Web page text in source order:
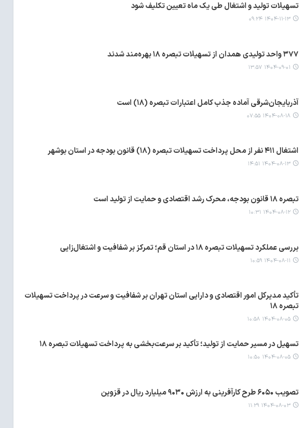
تسهیلات تولید و اشتغال طی یک ماه تعیین تکلیف شود
۱۴۰۴-۱۱-۱۳ ۰۹:۲۴
۳۷۷ واحد تولیدی همدان از تسهیلات تبصره ۱۸ بهره‌مند شدند
۱۴۰۴-۰۹-۰۱ ۱۳:۵۷
آذربایجان‌شرقی آماده جذب کامل اعتبارات تبصره (۱۸) است
۱۴۰۴-۰۸-۱۸ ۰۷:۵۵
اشتغال ۴۱۱ نفر از محل پرداخت تسهیلات تبصره (۱۸) قانون بودجه در استان بوشهر
۱۴۰۴-۰۸-۱۳ ۱۴:۵۱
تبصره ۱۸ قانون بودجه، محرک رشد اقتصادی و حمایت از تولید است
۱۴۰۴-۰۸-۱۲ ۱۰:۳۱
بررسی عملکرد تسهیلات تبصره ۱۸ در استان قم؛ تمرکز بر شفافیت و اشتغال‌زایی
۱۴۰۴-۰۸-۱۱ ۱۰:۵۹
تأکید مدیرکل امور اقتصادی و دارایی استان تهران بر شفافیت و سرعت در پرداخت تسهیلات
تبصره ۱۸
۱۴۰۴-۰۸-۰۵ ۱۰:۵۸
تسهیل در مسیر حمایت از تولید؛ تأکید بر سرعت‌بخشی به پرداخت تسهیلات تبصره ۱۸
۱۴۰۴-۰۸-۰۵ ۱۰:۵۰
تصویب ۶۰۵۰ طرح کارآفرینی به ارزش ۹۰۳۰ میلیارد ریال در قزوین
۱۴۰۴-۰۸-۰۳ ۱۱:۲۹